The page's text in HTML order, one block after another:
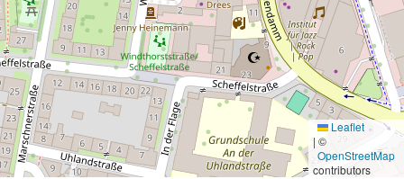
Leaflet
| ©
OpenStreetMap
contributors